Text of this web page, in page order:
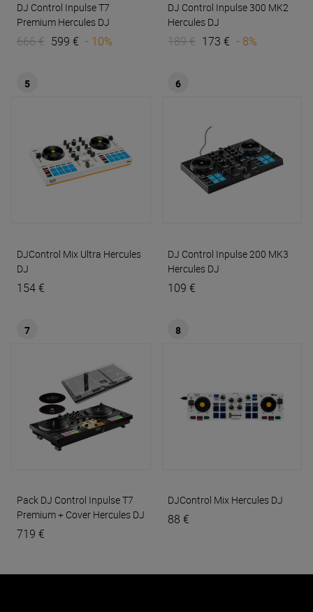
DJ Control Inpulse T7
Premium Hercules DJ
666 € 599 € - 10%
DJ Control Inpulse 300 MK2
Hercules DJ
189 € 173 € - 8%
5
DJControl Mix Ultra Hercules
DJ
154 €
6
DJ Control Inpulse 200 MK3
Hercules DJ
109 €
7
Pack DJ Control Inpulse T7
Premium + Cover Hercules DJ
719 €
8
DJControl Mix Hercules DJ
88 €